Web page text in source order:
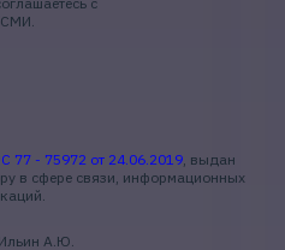
- 75972 от 24.06.2019, выдан
в сфере связи, информационных
А.Ю.